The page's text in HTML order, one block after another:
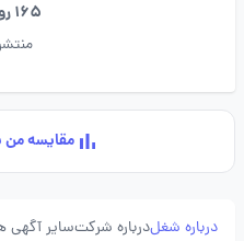
165 روز پیش
مقایسه من
درباره شغلدرباره شرکتسایر